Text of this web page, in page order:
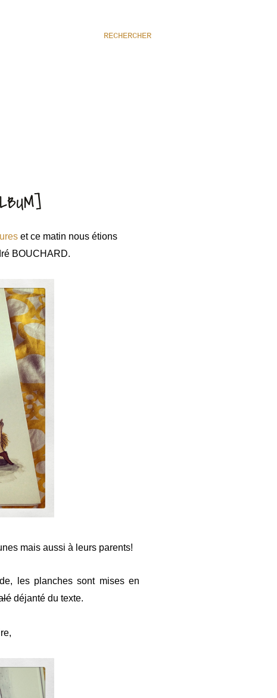
RECHERCHER
et ce matin nous étions
BOUCHARD.
mais aussi à leurs parents!
les planches sont mises en
déjanté du texte.